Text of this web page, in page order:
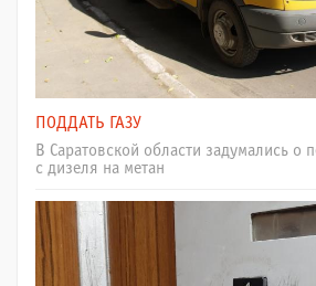
ПОДДАТЬ ГАЗУ
В Саратовской области задумались о
с дизеля на метан